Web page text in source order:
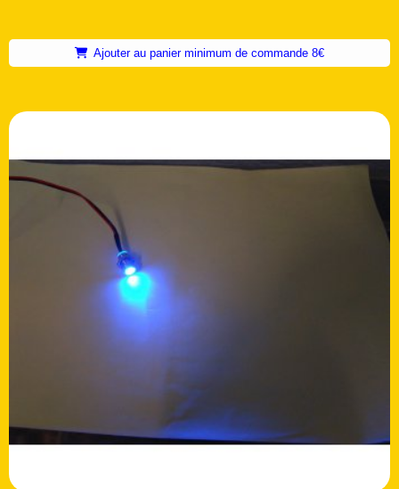
Ajouter au panier minimum de commande 8€